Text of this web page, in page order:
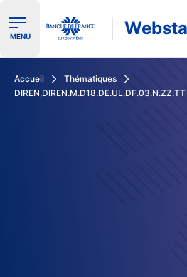
Ouvrir le menu de navigation
MENU
Accueil
Thématiques
DIREN,DIREN.M.D18.DE.UL.DF.03.N.ZZ.TT